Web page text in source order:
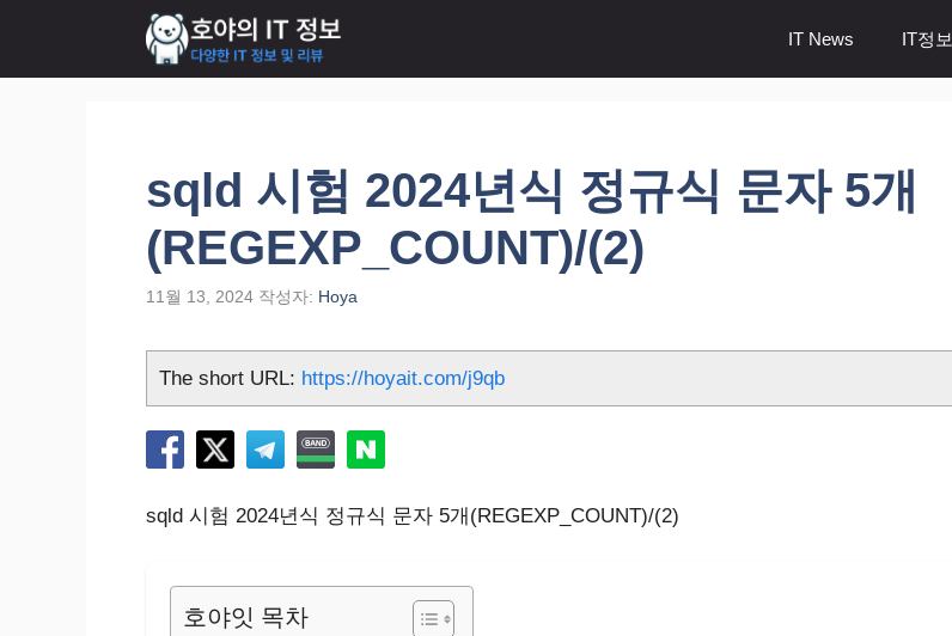
츠
IT News IT정보
sqld 시험 2024년식 정규식 문자 5개
(REGEXP_COUNT)/(2)
11월 13, 2024 작성자: Hoya
The short URL: https://hoyait.com/j9qb
sqld 시험 2024년식 정규식 문자 5개(REGEXP_COUNT)/(2)
호야잇 목차